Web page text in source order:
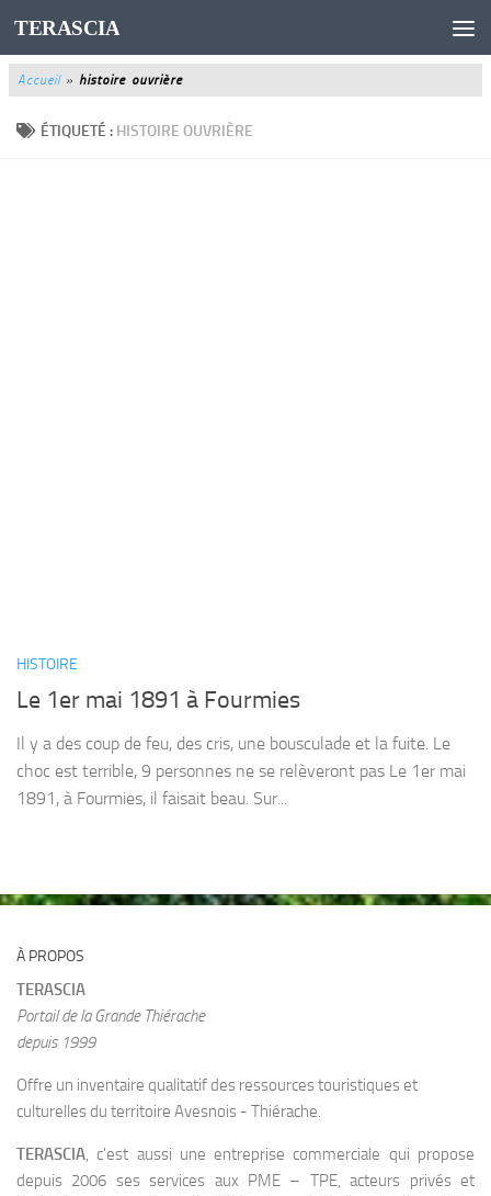
Au dessous du contenu
TERASCIA
Accueil» histoire ouvrière
ÉTIQUETÉ : HISTOIRE OUVRIÈRE
HISTOIRE
Le 1er mai 1891 à Fourmies
Il y a des coup de feu, des cris, une bousculade et la fuite. Le
choc est terrible, 9 personnes ne se relèveront pas Le 1er mai
1891, à Fourmies, il faisait beau. Sur...
À PROPOS
TERASCIA
Portail de la Grande Thiérache
depuis 1999
Offre un inventaire qualitatif des ressources touristiques et
culturelles du territoire Avesnois - Thiérache.
TERASCIA, c'est aussi une entreprise commerciale qui propose
depuis 2006 ses services aux PME – TPE, acteurs privés et